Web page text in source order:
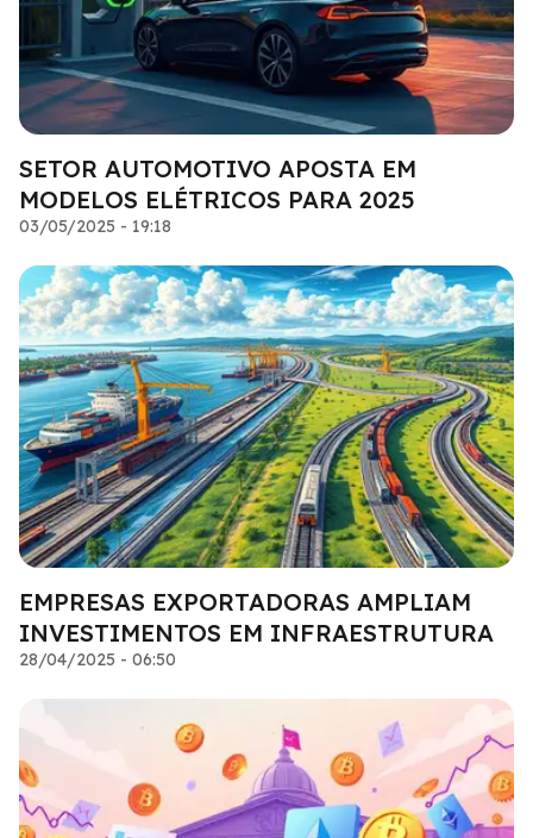
SETOR AUTOMOTIVO APOSTA EM
MODELOS ELÉTRICOS PARA 2025
03/05/2025 - 19:18
EMPRESAS EXPORTADORAS AMPLIAM
INVESTIMENTOS EM INFRAESTRUTURA
28/04/2025 - 06:50